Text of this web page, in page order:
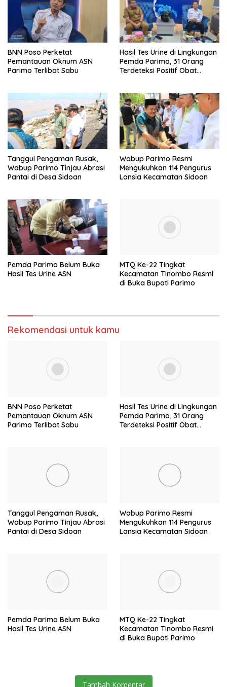
BNN Poso Perketat
Pemantauan Oknum ASN
Parimo Terlibat Sabu
Hasil Tes Urine di Lingkungan
Pemda Parimo, 31 Orang
Terdeteksi Positif Obat
Tanggul Pengaman Rusak,
Wabup Parimo Tinjau Abrasi
Pantai di Desa Sidoan
Wabup Parimo Resmi
Mengukuhkan 114 Pengurus
Lansia Kecamatan Sidoan
Pemda Parimo Belum Buka
Hasil Tes Urine ASN
MTQ Ke-22 Tingkat
Kecamatan Tinombo Resmi
di Buka Bupati Parimo
Rekomendasi untuk kamu
BNN Poso Perketat
Pemantauan Oknum ASN
Parimo Terlibat Sabu
Hasil Tes Urine di Lingkungan
Pemda Parimo, 31 Orang
Terdeteksi Positif Obat
Tanggul Pengaman Rusak,
Wabup Parimo Tinjau Abrasi
Pantai di Desa Sidoan
Wabup Parimo Resmi
Mengukuhkan 114 Pengurus
Lansia Kecamatan Sidoan
Pemda Parimo Belum Buka
Hasil Tes Urine ASN
MTQ Ke-22 Tingkat
Kecamatan Tinombo Resmi
di Buka Bupati Parimo
Tambah Komentar